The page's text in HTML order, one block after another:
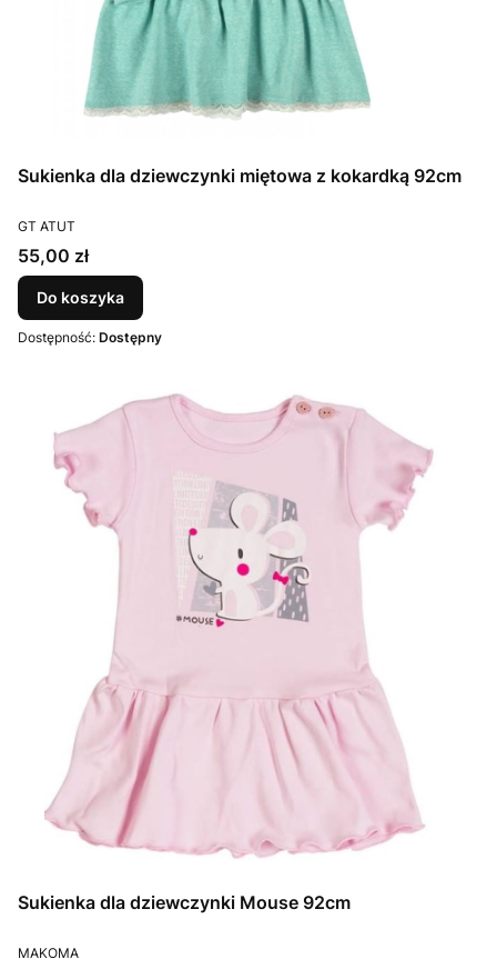
Sukienka dla dziewczynki miętowa z kokardką 92cm
PRODUCENT
GT ATUT
Cena
55,00 zł
Do koszyka
Dostępność: Dostępny
Sukienka dla dziewczynki Mouse 92cm
PRODUCENT
MAKOMA